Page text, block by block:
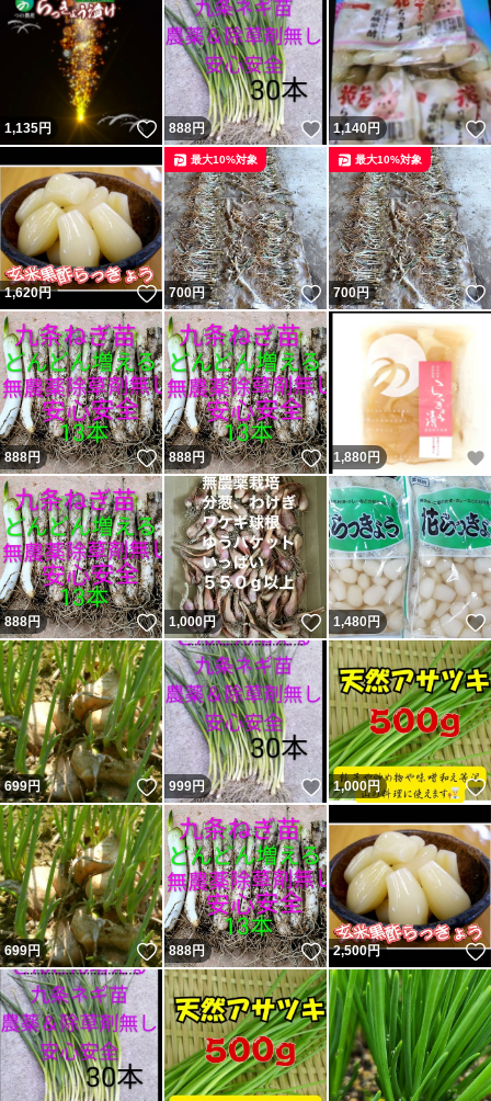
1,135円 いいね！
888円 いいね！
1,140円
1,620円 いいね！
700円 いいね！
最大10%対象
700円
最大10%対象
888円 いいね！
888円 いいね！
1,880円
888円 いいね！
1,000円 いいね！
1,480円
699円 いいね！
999円 いいね！
1,000円
699円 いいね！
888円 いいね！
2,500円